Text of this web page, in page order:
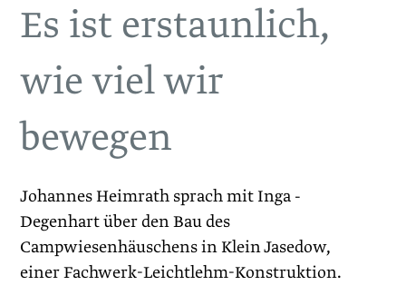
Es ist erstaunlich,
wie viel wir
bewegen
Johannes Heimrath sprach mit Inga ­
Degenhart über den Bau des
Campwiesenhäuschens in Klein Jasedow,
einer Fachwerk-Leichtlehm-Konstruktion.